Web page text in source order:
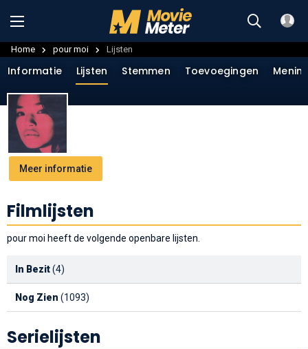
Home pour moi Lijsten
Meer informatie
Informatie Lijsten Stemmen Toevoegingen
Filmlijsten
pour moi heeft de volgende openbare lijsten.
In Bezit(4)
Nog Zien (1093)
Serielijsten